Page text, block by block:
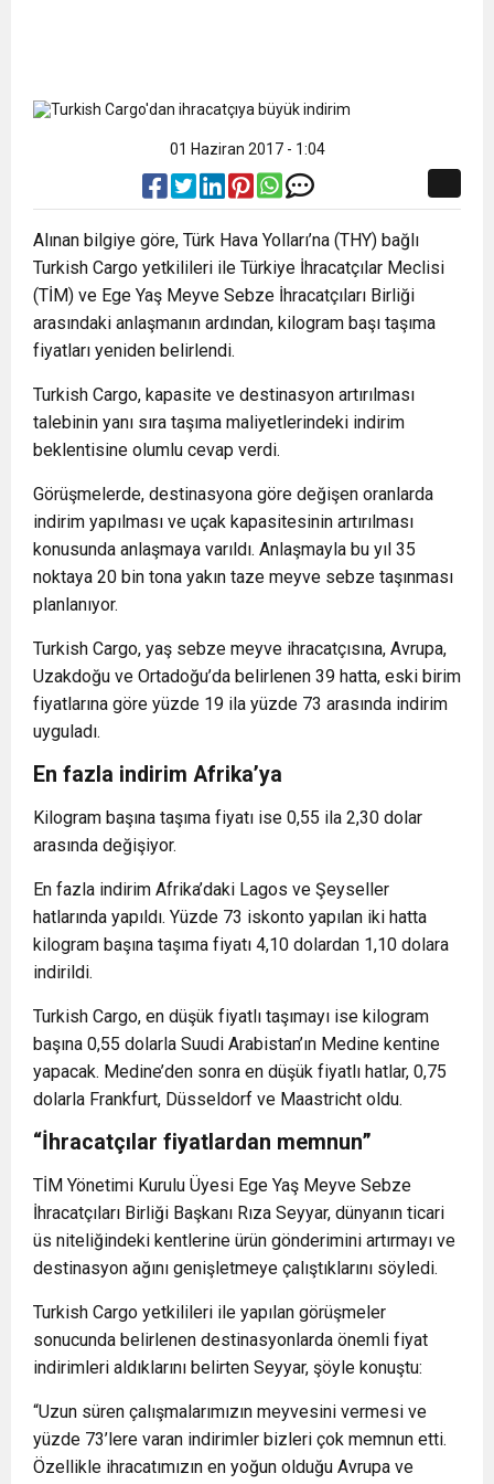
01 Haziran 2017 - 1:04
Alınan bilgiye göre, Türk Hava Yolları’na (THY) bağlı
Turkish Cargo yetkilileri ile Türkiye İhracatçılar Meclisi
(TİM) ve Ege Yaş Meyve Sebze İhracatçıları Birliği
arasındaki anlaşmanın ardından, kilogram başı taşıma
fiyatları yeniden belirlendi.
Turkish Cargo, kapasite ve destinasyon artırılması
talebinin yanı sıra taşıma maliyetlerindeki indirim
beklentisine olumlu cevap verdi.
Görüşmelerde, destinasyona göre değişen oranlarda
indirim yapılması ve uçak kapasitesinin artırılması
konusunda anlaşmaya varıldı. Anlaşmayla bu yıl 35
noktaya 20 bin tona yakın taze meyve sebze taşınması
planlanıyor.
Turkish Cargo, yaş sebze meyve ihracatçısına, Avrupa,
Uzakdoğu ve Ortadoğu’da belirlenen 39 hatta, eski birim
fiyatlarına göre yüzde 19 ila yüzde 73 arasında indirim
uyguladı.
En fazla indirim Afrika’ya
Kilogram başına taşıma fiyatı ise 0,55 ila 2,30 dolar
arasında değişiyor.
En fazla indirim Afrika’daki Lagos ve Şeyseller
hatlarında yapıldı. Yüzde 73 iskonto yapılan iki hatta
kilogram başına taşıma fiyatı 4,10 dolardan 1,10 dolara
indirildi.
Turkish Cargo, en düşük fiyatlı taşımayı ise kilogram
başına 0,55 dolarla Suudi Arabistan’ın Medine kentine
yapacak. Medine’den sonra en düşük fiyatlı hatlar, 0,75
dolarla Frankfurt, Düsseldorf ve Maastricht oldu.
“İhracatçılar fiyatlardan memnun”
TİM Yönetimi Kurulu Üyesi Ege Yaş Meyve Sebze
İhracatçıları Birliği Başkanı Rıza Seyyar, dünyanın ticari
üs niteliğindeki kentlerine ürün gönderimini artırmayı ve
destinasyon ağını genişletmeye çalıştıklarını söyledi.
Turkish Cargo yetkilileri ile yapılan görüşmeler
sonucunda belirlenen destinasyonlarda önemli fiyat
indirimleri aldıklarını belirten Seyyar, şöyle konuştu:
“Uzun süren çalışmalarımızın meyvesini vermesi ve
yüzde 73’lere varan indirimler bizleri çok memnun etti.
Özellikle ihracatımızın en yoğun olduğu Avrupa ve